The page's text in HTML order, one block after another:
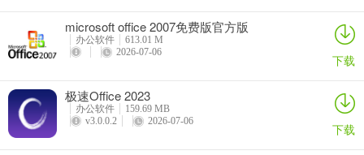
microsoft office 2007免费版官方版
办公软件
613.01 M
2026-07-06
下载
极速Office 2023
办公软件
159.69 MB
v3.0.0.2
2026-07-06 下载